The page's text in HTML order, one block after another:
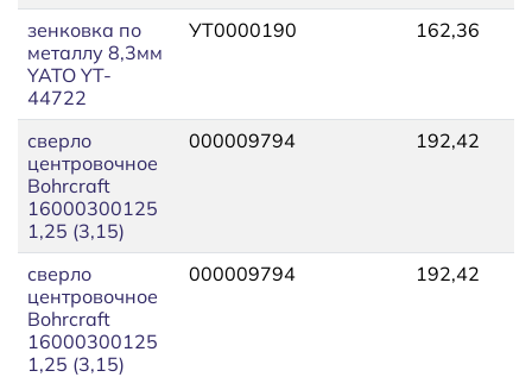
зенковка по
металлу 8,3мм
YATO YT-
44722
УТ0000190 162,36
сверло
центровочное
Bohrcraft
16000300125
1,25 (3,15)
000009794 192,42
сверло
центровочное
Bohrcraft
16000300125
1,25 (3,15)
000009794 192,42